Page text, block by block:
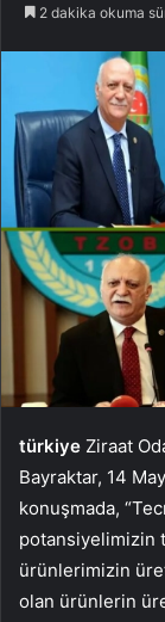
2 dakika okuma
türkiye Ziraat
Bayraktar, 14
konuşmada,
potansiyelimizin
ürünlerimizin
olan ürünlerin